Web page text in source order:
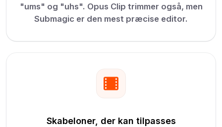
"ums" og "uhs". Opus Clip trimmer også, men
Submagic er den mest præcise editor.
Skabeloner, der kan tilpasses